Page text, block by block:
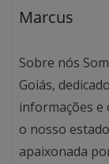
Marcus
Sobre nós
Goiás,
informações e
o nosso
apaixonada